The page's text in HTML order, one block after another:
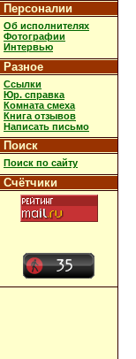
Персоналии
Об исполнителях
Фотографии
Интервью
Разное
Ссылки
Юр. справка
Комната смеха
Книга отзывов
Написать письмо
Поиск
Поиск по сайту
Счётчики